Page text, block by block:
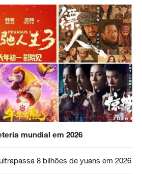
mundial em 2026
8 bilhões de yuans em 2026